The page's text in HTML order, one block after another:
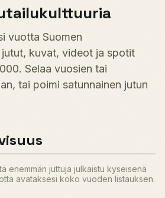
vuotta Suomen
kuvat, videot ja spotit
Selaa vuosien tai
tai poimi satunnainen jutun
enemmän juttuja julkaistu kyseisenä
avataksesi koko vuoden listauksen.